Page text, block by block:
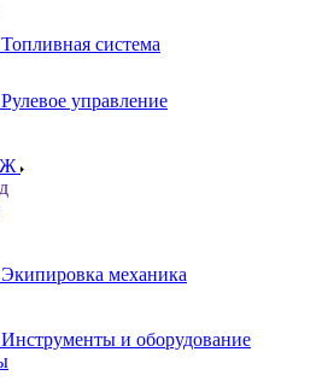
Топливная система
Рулевое управление
Экипировка механика
Инструменты и оборудование